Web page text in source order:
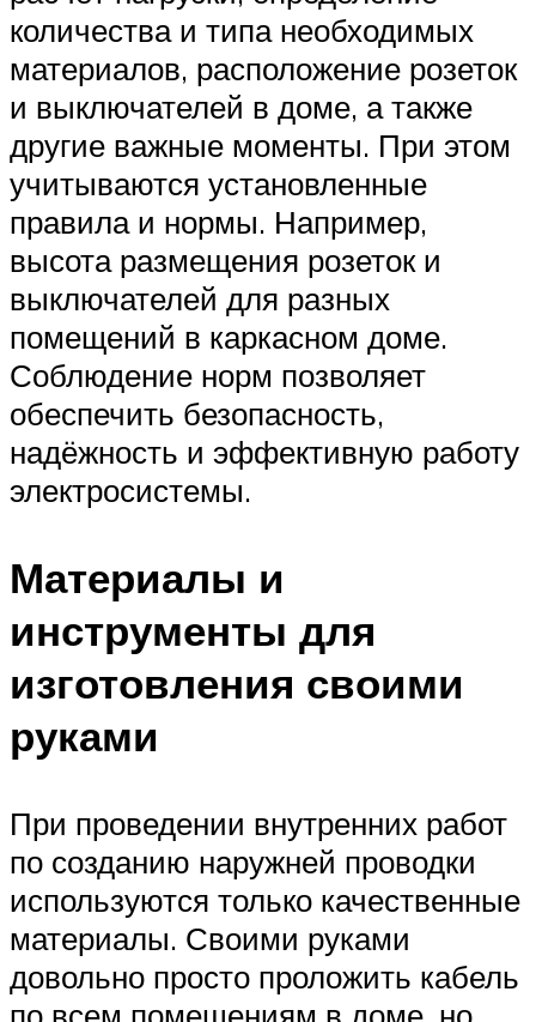
количества и типа необходимых
материалов, расположение розеток
и выключателей в доме, а также
другие важные моменты. При этом
учитываются установленные
правила и нормы. Например,
высота размещения розеток и
выключателей для разных
помещений в каркасном доме.
Соблюдение норм позволяет
обеспечить безопасность,
надёжность и эффективную работу
электросистемы.
Материалы и
инструменты для
изготовления своими
руками
При проведении внутренних работ
по созданию наружней проводки
используются только качественные
материалы. Своими руками
довольно просто проложить кабель